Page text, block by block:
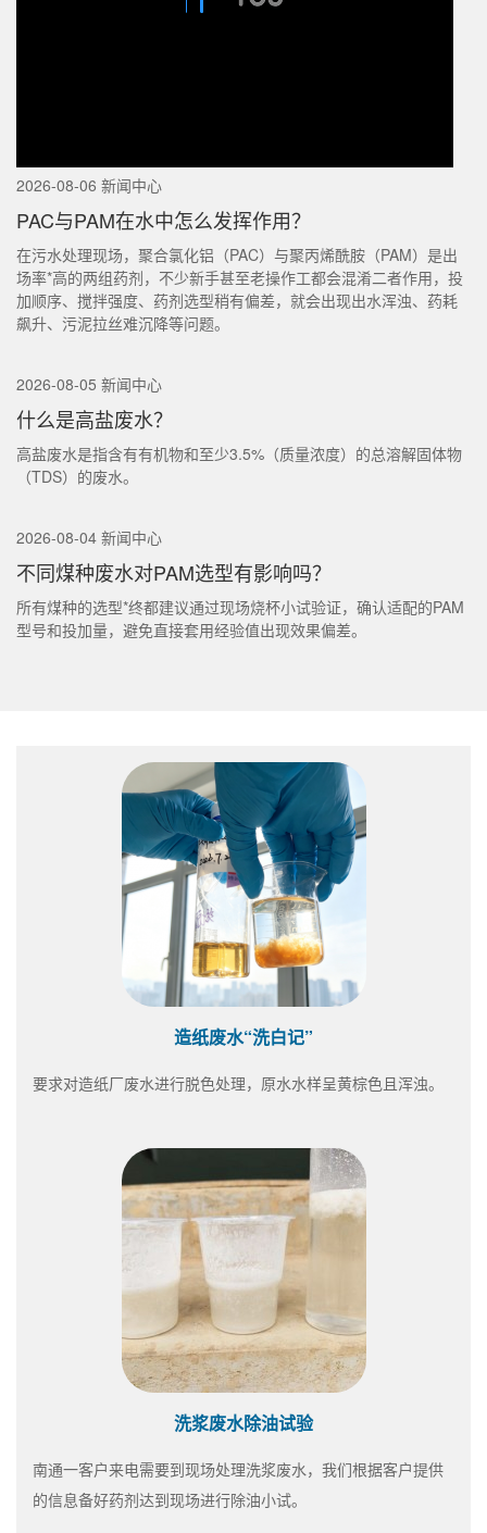
2026-08-06 新闻中心
PAC与PAM在水中怎么发挥作用？
在污水处理现场，聚合氯化铝（PAC）与聚丙烯酰胺（PAM）是出
场率*高的两组药剂，不少新手甚至老操作工都会混淆二者作用，投
加顺序、搅拌强度、药剂选型稍有偏差，就会出现出水浑浊、药耗
飙升、污泥拉丝难沉降等问题。
2026-08-05 新闻中心
什么是高盐废水？
高盐废水是指含有有机物和至少3.5%（质量浓度）的总溶解固体物
（TDS）的废水。
2026-08-04 新闻中心
不同煤种废水对PAM选型有影响吗？
所有煤种的选型*终都建议通过现场烧杯小试验证，确认适配的PAM
型号和投加量，避免直接套用经验值出现效果偏差。
造纸废水“洗白记”
要求对造纸厂废水进行脱色处理，原水水样呈黄棕色且浑浊。
洗浆废水除油试验
南通一客户来电需要到现场处理洗浆废水，我们根据客户提供
的信息备好药剂达到现场进行除油小试。